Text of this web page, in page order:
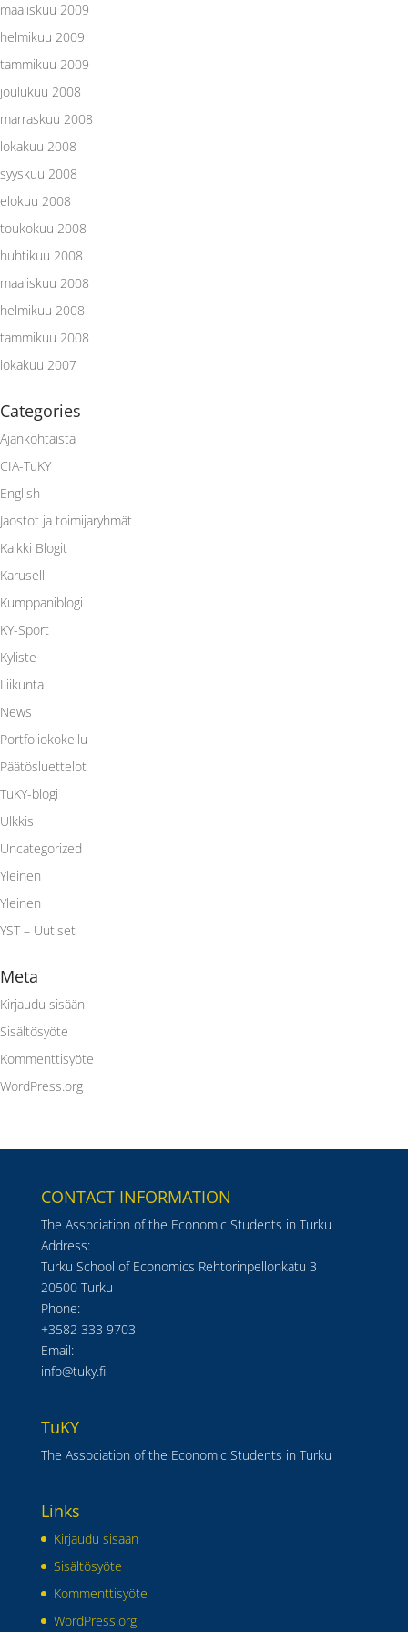
maaliskuu 2009
helmikuu 2009
tammikuu 2009
joulukuu 2008
marraskuu 2008
lokakuu 2008
syyskuu 2008
elokuu 2008
toukokuu 2008
huhtikuu 2008
maaliskuu 2008
helmikuu 2008
tammikuu 2008
lokakuu 2007
Categories
Ajankohtaista
CIA-TuKY
English
Jaostot ja toimijaryhmät
Kaikki Blogit
Karuselli
Kumppaniblogi
KY-Sport
Kyliste
Liikunta
News
Portfoliokokeilu
Päätösluettelot
TuKY-blogi
Ulkkis
Uncategorized
Yleinen
Yleinen
YST – Uutiset
Meta
Kirjaudu sisään
Sisältösyöte
Kommenttisyöte
WordPress.org
CONTACT INFORMATION
The Association of the Economic Students in Turku
Address:
Turku School of Economics Rehtorinpellonkatu 3
20500 Turku
Phone:
+3582 333 9703
Email:
info@tuky.fi
TuKY
The Association of the Economic Students in Turku
Links
Kirjaudu sisään
Sisältösyöte
Kommenttisyöte
WordPress.org